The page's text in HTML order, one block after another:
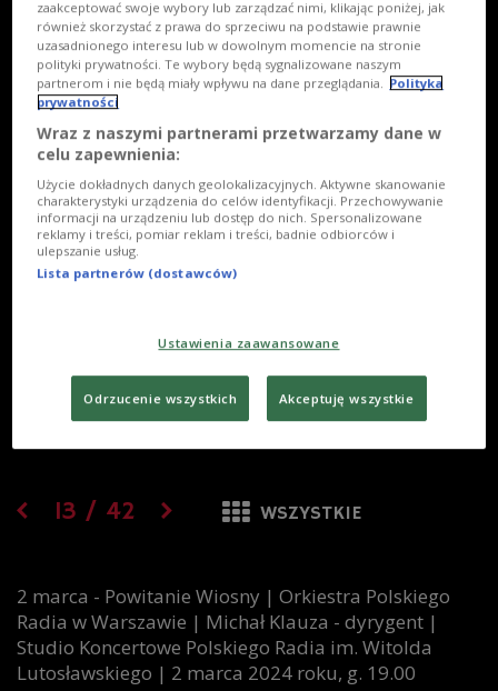
13 / 42 WSZYSTKIE
2 marca - Powitanie Wiosny | Orkiestra Polskiego
Radia w Warszawie | Michał Klauza - dyrygent |
Studio Koncertowe Polskiego Radia im. Witolda
Lutosławskiego | 2 marca 2024 roku, g. 19.00
zaakceptować swoje wybory lub zarządzać nimi, klikając poniżej, jak
również skorzystać z prawa do sprzeciwu na podstawie prawnie
uzasadnionego interesu lub w dowolnym momencie na stronie
polityki prywatności. Te wybory będą sygnalizowane naszym
partnerom i nie będą miały wpływu na dane przeglądania.
Polityka
prywatności
Wraz z naszymi partnerami przetwarzamy dane w
celu zapewnienia:
Użycie dokładnych danych geolokalizacyjnych. Aktywne skanowanie
charakterystyki urządzenia do celów identyfikacji. Przechowywanie
informacji na urządzeniu lub dostęp do nich. Spersonalizowane
reklamy i treści, pomiar reklam i treści, badnie odbiorców i
ulepszanie usług.
Lista partnerów (dostawców)
Ustawienia zaawansowane
Odrzucenie wszystkich Akceptuję wszystkie